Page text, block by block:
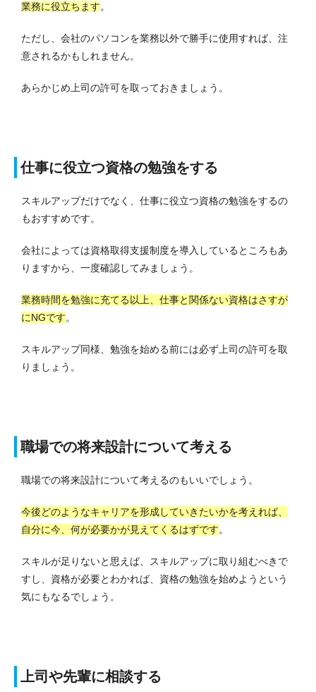
業務に役立ちます。
ただし、会社のパソコンを業務以外で勝手に使用すれば、注
意されるかもしれません。
あらかじめ上司の許可を取っておきましょう。
仕事に役立つ資格の勉強をする
スキルアップだけでなく、仕事に役立つ資格の勉強をするの
もおすすめです。
会社によっては資格取得支援制度を導入しているところもあ
りますから、一度確認してみましょう。
業務時間を勉強に充てる以上、仕事と関係ない資格はさすが
にNGです。
スキルアップ同様、勉強を始める前には必ず上司の許可を取
りましょう。
職場での将来設計について考える
職場での将来設計について考えるのもいいでしょう。
今後どのようなキャリアを形成していきたいかを考えれば、
自分に今、何が必要かが見えてくるはずです。
スキルが足りないと思えば、スキルアップに取り組むべきで
すし、資格が必要とわかれば、資格の勉強を始めようという
気にもなるでしょう。
上司や先輩に相談する